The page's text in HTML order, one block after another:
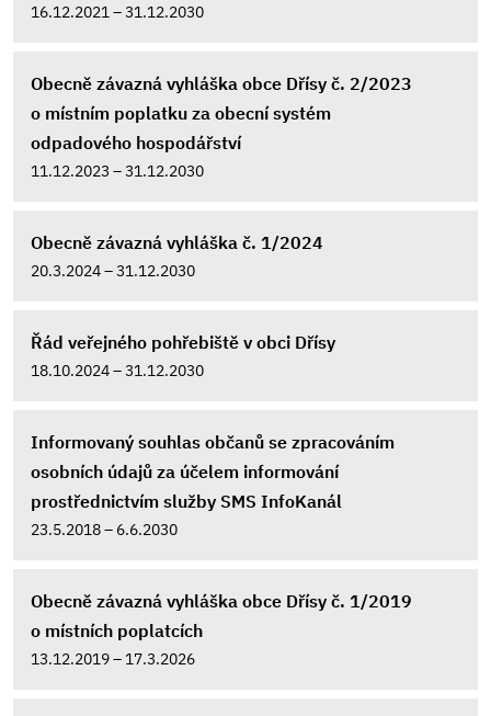
16.12.2021 – 31.12.2030
Obecně závazná vyhláška obce Dřísy č. 2/2023
o místním poplatku za obecní systém
odpadového hospodářství
11.12.2023 – 31.12.2030
Obecně závazná vyhláška č. 1/2024
20.3.2024 – 31.12.2030
Řád veřejného pohřebiště v obci Dřísy
18.10.2024 – 31.12.2030
Informovaný souhlas občanů se zpracováním
osobních údajů za účelem informování
prostřednictvím služby SMS InfoKanál
23.5.2018 – 6.6.2030
Obecně závazná vyhláška obce Dřísy č. 1/2019
o místních poplatcích
13.12.2019 – 17.3.2026